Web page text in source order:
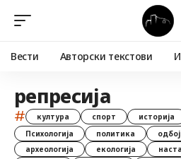
Вести Авторски текстови
репресија
# култура спорт историја
Психологија
политика
археологија
екологија